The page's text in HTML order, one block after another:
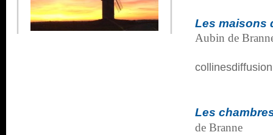
Les maisons
Aubin de
Les
de Branne